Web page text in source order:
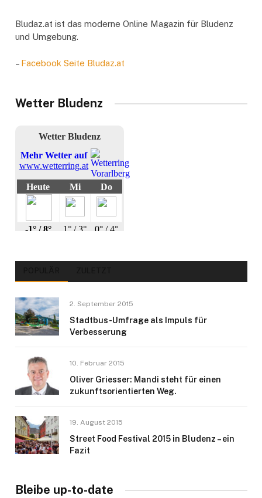
Bludaz.at ist das moderne Online Magazin für Bludenz
und Umgebung.
– Facebook Seite Bludaz.at
Wetter Bludenz
2. September 2015
Stadtbus-Umfrage als Impuls für
Verbesserung
10. Februar 2015
Oliver Griesser: Mandi steht für einen
zukunftsorientierten Weg.
19. August 2015
Street Food Festival 2015 in Bludenz – ein
Fazit
Bleibe up-to-date